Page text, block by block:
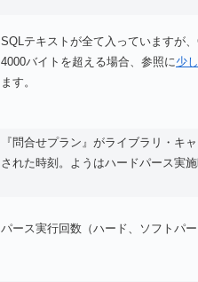
SQLテキストが全て入っていますが
4000バイトを超える場合、参照に少
ます。
『問合せプラン』がライブラリ・キ
された時刻。ようはハードパース実
パース実行回数（ハード、ソフトパ